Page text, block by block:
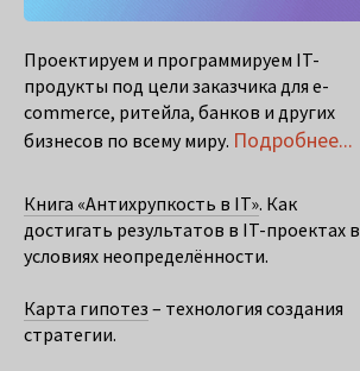
Проектируем и программируем IT-
продукты под цели заказчика для e-
commerce, ритейла, банков и других
бизнесов по всему миру. Подробнее...
Книга «Антихрупкость в IT». Как
достигать результатов в IT-проектах в
условиях неопределённости.
Карта гипотез – технология создания
стратегии.